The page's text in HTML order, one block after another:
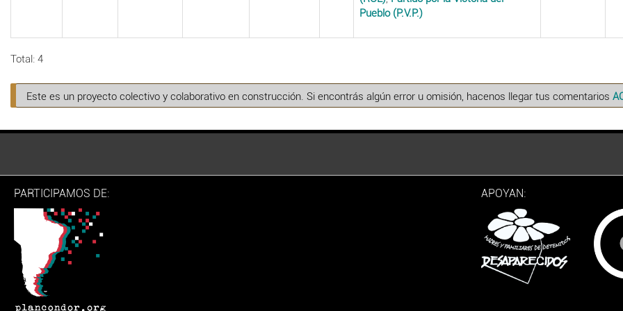
Pueblo (P.V.P.)
Total: 4
Este es un proyecto colectivo y colaborativo en construcción. Si encontrás algún error u omisión, hacenos llegar tus comentarios
PARTICIPAMOS DE: APOYAN: